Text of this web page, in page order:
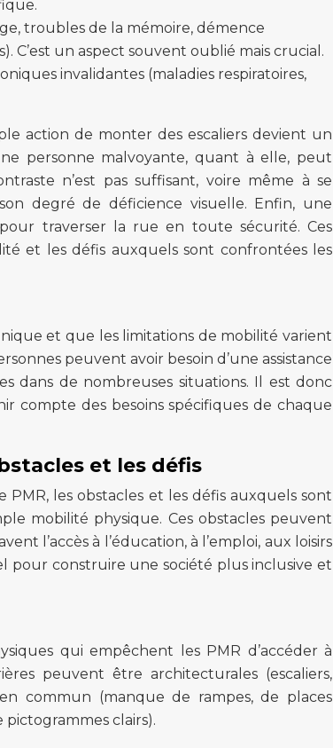
troubles de la mémoire, démence
C’est un aspect souvent oublié mais crucial.
invalidantes (maladies respiratoires,
action de monter des escaliers devient un
personne malvoyante, quant à elle, peut
n’est pas suffisant, voire même à se
degré de déficience visuelle. Enfin, une
traverser la rue en toute sécurité. Ces
et les défis auxquels sont confrontées les
et que les limitations de mobilité varient
peuvent avoir besoin d’une assistance
dans de nombreuses situations. Il est donc
compte des besoins spécifiques de chaque
et les défis
les obstacles et les défis auxquels sont
mobilité physique. Ces obstacles peuvent
l’accès à l’éducation, à l’emploi, aux loisirs
pour construire une société plus inclusive et
qui empêchent les PMR d’accéder à
peuvent être architecturales (escaliers,
commun (manque de rampes, de places
clairs).